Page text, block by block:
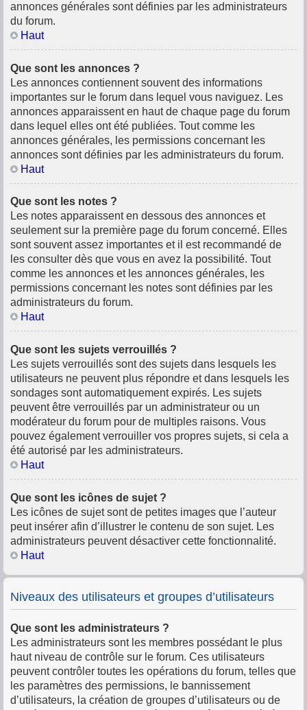
annonces générales sont définies par les administrateurs
du forum.
Haut
Que sont les annonces ?
Les annonces contiennent souvent des informations
importantes sur le forum dans lequel vous naviguez. Les
annonces apparaissent en haut de chaque page du forum
dans lequel elles ont été publiées. Tout comme les
annonces générales, les permissions concernant les
annonces sont définies par les administrateurs du forum.
Haut
Que sont les notes ?
Les notes apparaissent en dessous des annonces et
seulement sur la première page du forum concerné. Elles
sont souvent assez importantes et il est recommandé de
les consulter dès que vous en avez la possibilité. Tout
comme les annonces et les annonces générales, les
permissions concernant les notes sont définies par les
administrateurs du forum.
Haut
Que sont les sujets verrouillés ?
Les sujets verrouillés sont des sujets dans lesquels les
utilisateurs ne peuvent plus répondre et dans lesquels les
sondages sont automatiquement expirés. Les sujets
peuvent être verrouillés par un administrateur ou un
modérateur du forum pour de multiples raisons. Vous
pouvez également verrouiller vos propres sujets, si cela a
été autorisé par les administrateurs.
Haut
Que sont les icônes de sujet ?
Les icônes de sujet sont de petites images que l’auteur
peut insérer afin d’illustrer le contenu de son sujet. Les
administrateurs peuvent désactiver cette fonctionnalité.
Haut
Niveaux des utilisateurs et groupes d’utilisateurs
Que sont les administrateurs ?
Les administrateurs sont les membres possédant le plus
haut niveau de contrôle sur le forum. Ces utilisateurs
peuvent contrôler toutes les opérations du forum, telles que
les paramètres des permissions, le bannissement
d’utilisateurs, la création de groupes d’utilisateurs ou de